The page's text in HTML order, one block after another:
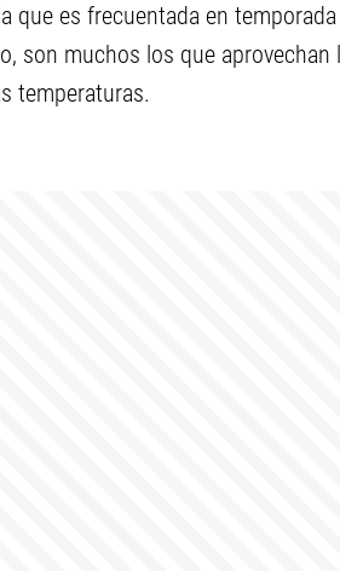
que es frecuentada en
son muchos los que aprovechan
temperaturas.